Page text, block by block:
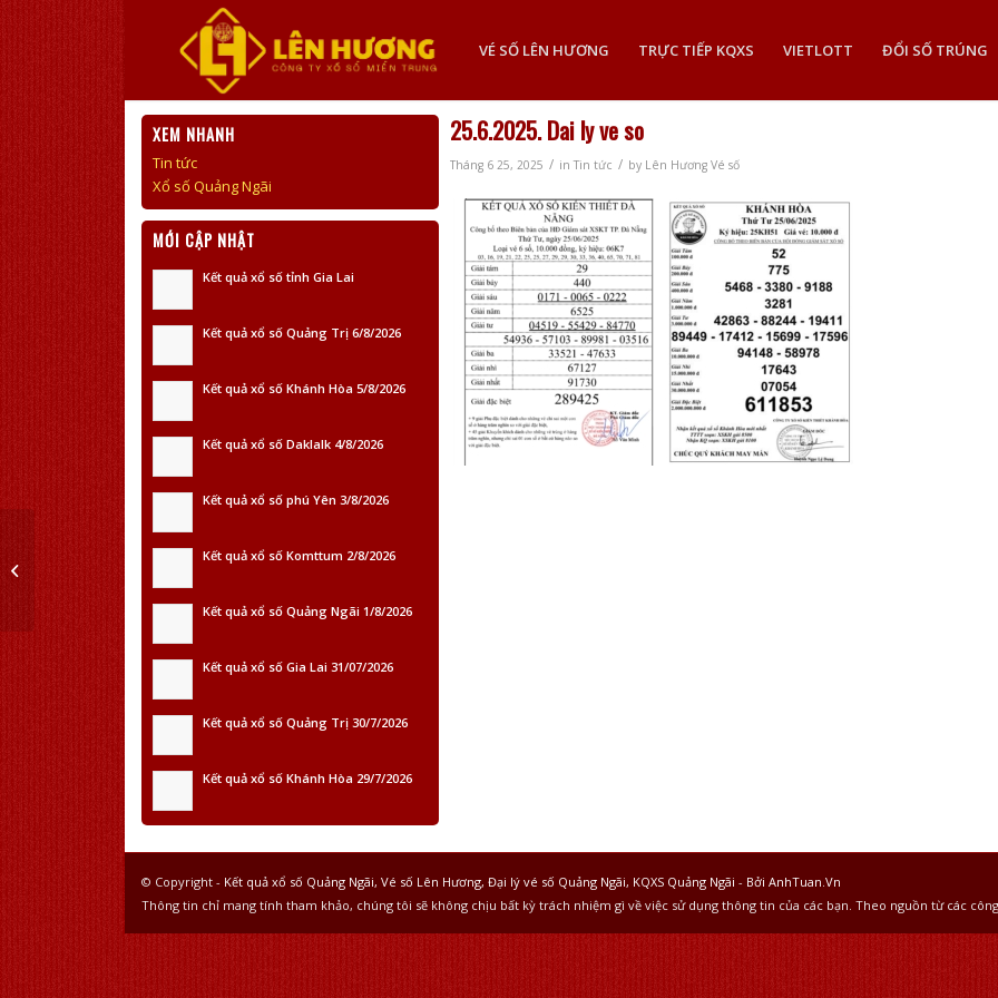
VÉ SỐ LÊN HƯƠNG TRỰC TIẾP KQXS VIETLOTT ĐỔI SỐ TRÚNG
25.6.2025. Dai ly ve so
Tháng 6 25, 2025 / inTin tức / by Lên Hương Vé số
XEM NHANH
Tin tức
Xổ số Quảng Ngãi
MỚI CẬP NHẬT
Kết quả xổ số tỉnh Gia Lai
Kết quả xổ số Quảng Trị 6/8/2026
Kết quả xổ số Khánh Hòa 5/8/2026
Kết quả xổ số Daklalk 4/8/2026
Kết quả xổ số phú Yên 3/8/2026
Kết quả xổ số Komttum 2/8/2026
Kết quả xổ số Quảng Ngãi 1/8/2026
Kết quả xổ số Gia Lai 31/07/2026
Kết quả xổ số Quảng Trị 30/7/2026
Kết quả xổ số Khánh Hòa 29/7/2026
© Copyright - Kết quả xổ số Quảng Ngãi, Vé số Lên Hương, Đại lý vé số Quảng Ngãi, KQXS Quảng Ngãi - Bởi AnhTuan.Vn
Thông tin chỉ mang tính tham khảo, chúng tôi sẽ không chịu bất kỳ trách nhiệm gì về việc sử dụng thông tin của các bạn. Theo nguồn từ các